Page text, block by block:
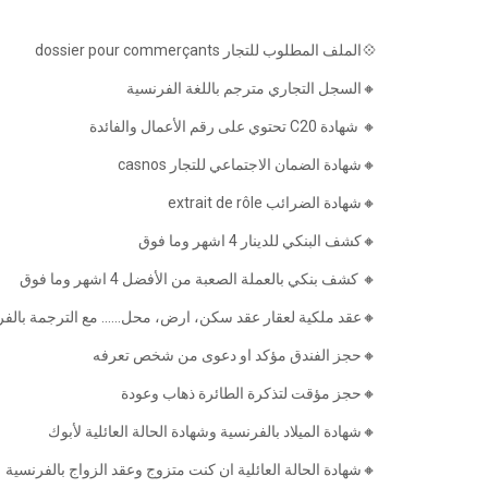
💠الملف المطلوب للتجار dossier pour commerçants
🔸السجل التجاري مترجم باللغة الفرنسية
🔸 شهادة C20 تحتوي على رقم الأعمال والفائدة
🔸شهادة الضمان الاجتماعي للتجار casnos
🔸شهادة الضرائب extrait de rôle
🔸كشف البنكي للدينار 4 اشهر وما فوق
🔸 كشف بنكي بالعملة الصعبة من الأفضل 4 اشهر وما فوق
🔸عقد ملكية لعقار عقد سكن، ارض، محل...... مع الترجمة
🔸حجز الفندق مؤكد او دعوى من شخص تعرفه
🔸حجز مؤقت لتذكرة الطائرة ذهاب وعودة
🔸شهادة الميلاد بالفرنسية وشهادة الحالة العائلية لأبوك
🔸شهادة الحالة العائلية ان كنت متزوج وعقد الزواج بالفرنسية